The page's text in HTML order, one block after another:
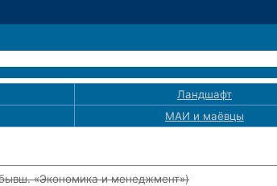
Ландшафт
МАИ и маёвцы
«Экономика и менеджмент»)